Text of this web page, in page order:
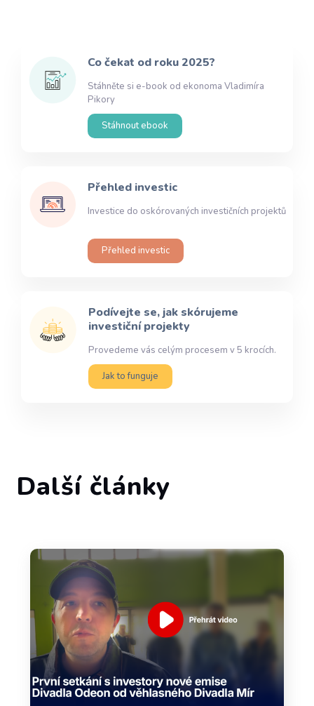
Co čekat od roku 2025?
Stáhněte si e-book od ekonoma Vladimíra
Pikory
Stáhnout ebook
Přehled investic
Investice do oskórovaných investičních projektů
Přehled investic
Podívejte se, jak skórujeme
investiční projekty
Provedeme vás celým procesem v 5 krocích.
Jak to funguje
Další články